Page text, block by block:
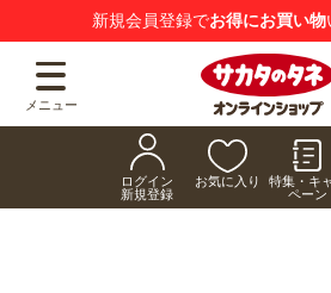
新規会員登録でお得にお買い物
メニュー
ログイン
新規登録
お気に入り
特集・キ
ペーン